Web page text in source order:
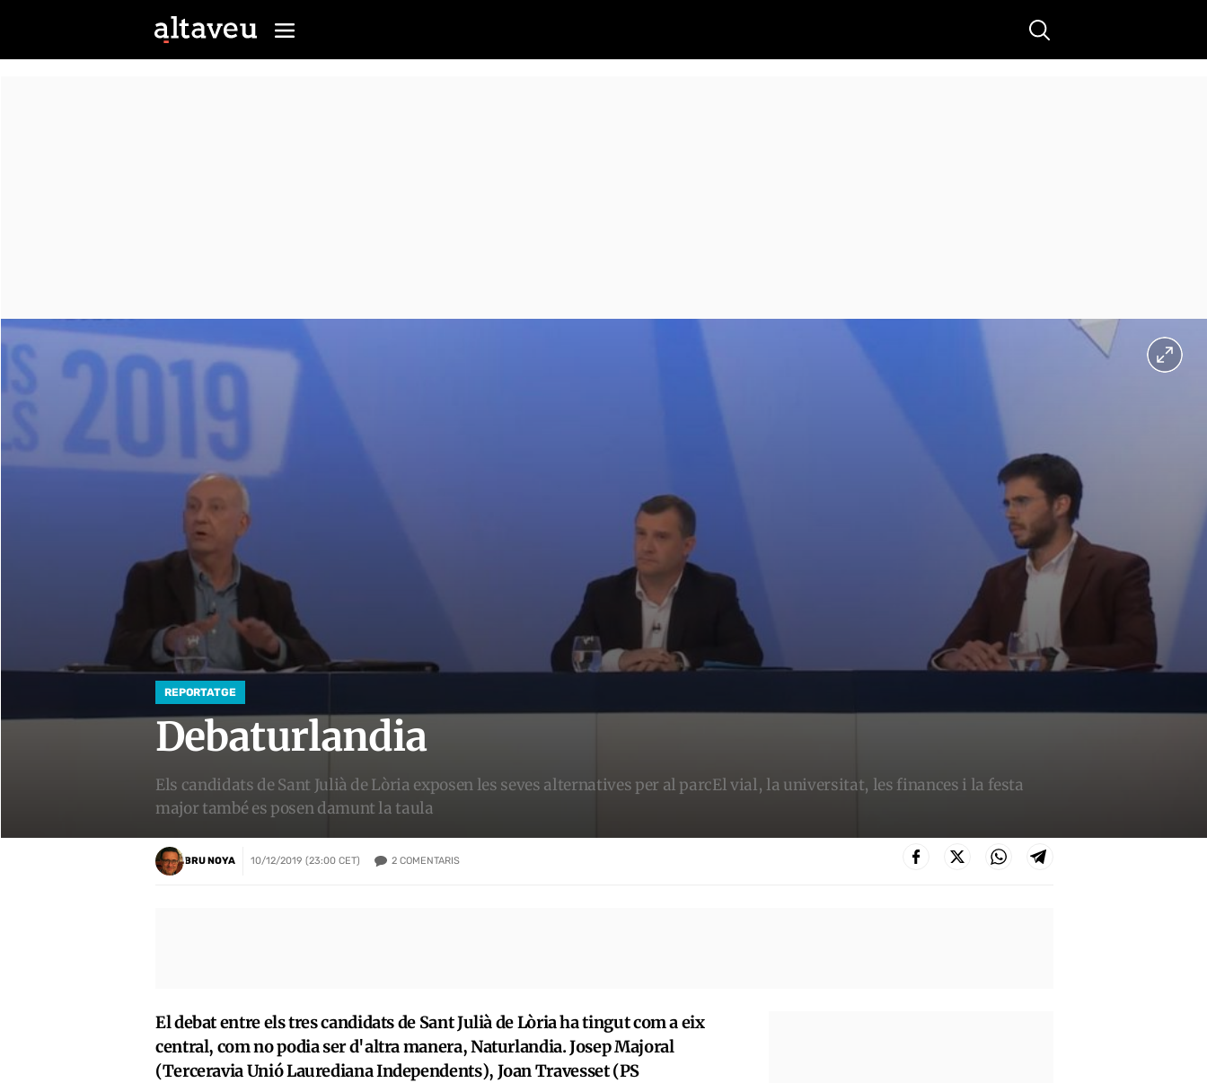
Buscar
REPORTATGE
Debaturlandia
Els candidats de Sant Julià de Lòria exposen les seves alternatives per al parcEl vial, la universitat, les finances i la festa
major també es posen damunt la taula
BRU NOYA 10/12/2019 (23:00 CET) 2 COMENTARIS
El debat entre els tres candidats de Sant Julià de Lòria ha tingut com a eix
central, com no podia ser d'altra manera, Naturlandia. Josep Majoral
(Terceravia Unió Laurediana Independents), Joan Travesset (PS